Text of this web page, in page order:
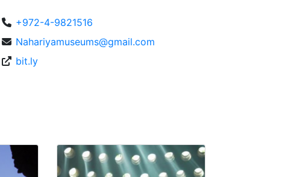
+972-4-9821516
Nahariyamuseums@gmail.com
bit.ly